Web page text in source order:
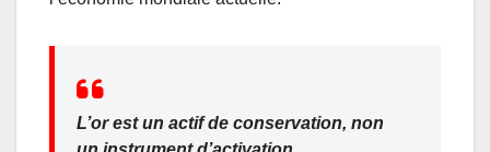
L’or est un actif de conservation, non